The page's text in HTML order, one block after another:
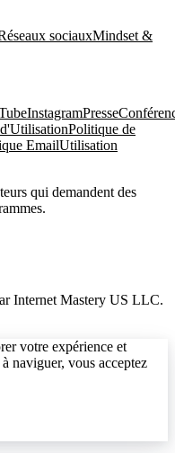
sociauxMindset &
InstagramPresse
Politique de
EmailUtilisation
qui demandent des
Internet Mastery US LLC.
votre expérience et
naviguer, vous acceptez